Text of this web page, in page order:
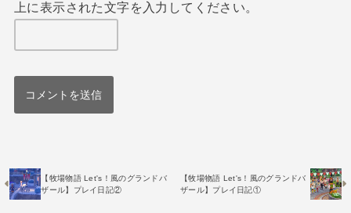
上に表示された文字を入力してください。
【牧場物語 Let's！風のグランドバ
ザール】プレイ日記②
【牧場物語 Let's！風のグランドバ
ザール】プレイ日記①